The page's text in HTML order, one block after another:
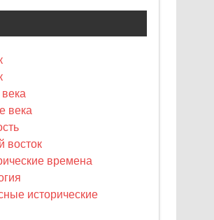
века
восток
времена
исторические